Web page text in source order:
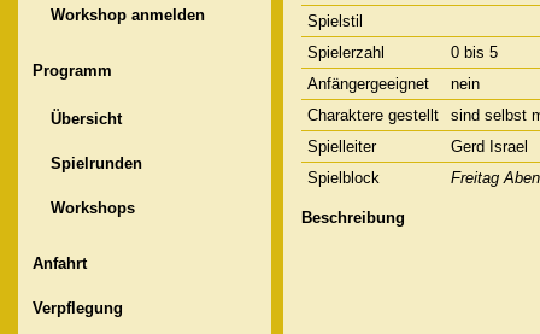
Workshop anmelden
Programm
Übersicht
Spielrunden
Workshops
Anfahrt
Verpflegung
Spielstil
Spielerzahl
0 bis 5
Anfängergeeignet
nein
Charaktere gestellt
sind selbst
Spielleiter
Gerd Israel
Spielblock
Freitag
Beschreibung